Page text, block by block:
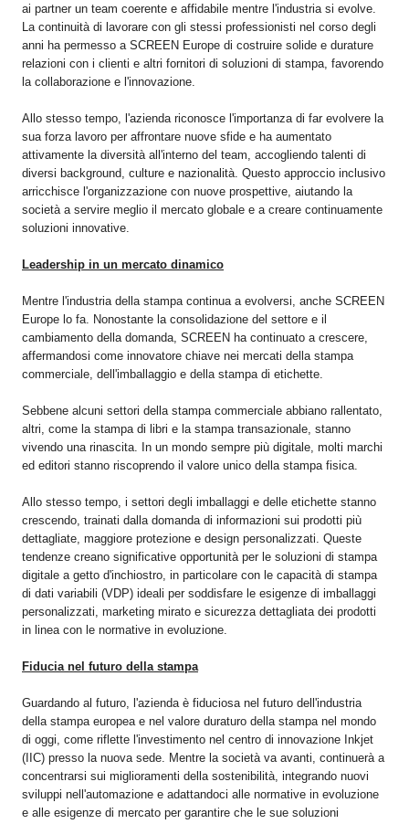
ai partner un team coerente e affidabile mentre l'industria si evolve.
La continuità di lavorare con gli stessi professionisti nel corso degli
anni ha permesso a SCREEN Europe di costruire solide e durature
relazioni con i clienti e altri fornitori di soluzioni di stampa, favorendo
la collaborazione e l'innovazione.
Allo stesso tempo, l'azienda riconosce l'importanza di far evolvere la
sua forza lavoro per affrontare nuove sfide e ha aumentato
attivamente la diversità all'interno del team, accogliendo talenti di
diversi background, culture e nazionalità. Questo approccio inclusivo
arricchisce l'organizzazione con nuove prospettive, aiutando la
società a servire meglio il mercato globale e a creare continuamente
soluzioni innovative.
Leadership in un mercato dinamico
Mentre l'industria della stampa continua a evolversi, anche SCREEN
Europe lo fa. Nonostante la consolidazione del settore e il
cambiamento della domanda, SCREEN ha continuato a crescere,
affermandosi come innovatore chiave nei mercati della stampa
commerciale, dell'imballaggio e della stampa di etichette.
Sebbene alcuni settori della stampa commerciale abbiano rallentato,
altri, come la stampa di libri e la stampa transazionale, stanno
vivendo una rinascita. In un mondo sempre più digitale, molti marchi
ed editori stanno riscoprendo il valore unico della stampa fisica.
Allo stesso tempo, i settori degli imballaggi e delle etichette stanno
crescendo, trainati dalla domanda di informazioni sui prodotti più
dettagliate, maggiore protezione e design personalizzati. Queste
tendenze creano significative opportunità per le soluzioni di stampa
digitale a getto d'inchiostro, in particolare con le capacità di stampa
di dati variabili (VDP) ideali per soddisfare le esigenze di imballaggi
personalizzati, marketing mirato e sicurezza dettagliata dei prodotti
in linea con le normative in evoluzione.
Fiducia nel futuro della stampa
Guardando al futuro, l'azienda è fiduciosa nel futuro dell'industria
della stampa europea e nel valore duraturo della stampa nel mondo
di oggi, come riflette l'investimento nel centro di innovazione Inkjet
(IIC) presso la nuova sede. Mentre la società va avanti, continuerà a
concentrarsi sui miglioramenti della sostenibilità, integrando nuovi
sviluppi nell'automazione e adattandoci alle normative in evoluzione
e alle esigenze di mercato per garantire che le sue soluzioni